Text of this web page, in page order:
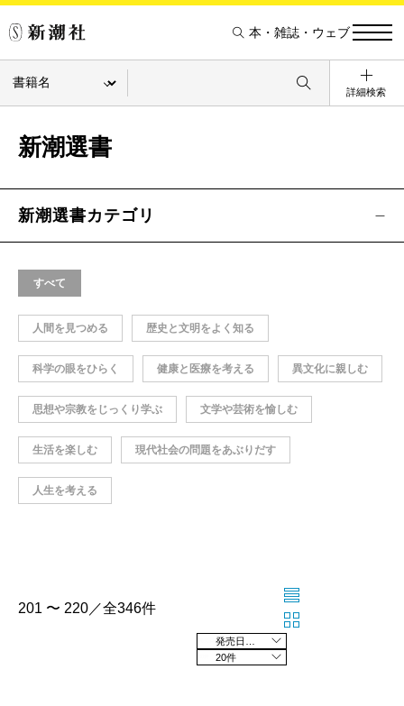
本・雑誌・ウェブ
詳細検索
新潮選書
新潮選書カテゴリ
すべて
人間を見つめる 歴史と文明をよく知る
科学の眼をひらく 健康と医療を考える 異文化に親しむ
思想や宗教をじっくり学ぶ 文学や芸術を愉しむ
生活を楽しむ 現代社会の問題をあぶりだす
人生を考える
201 〜 220／全346件
20件